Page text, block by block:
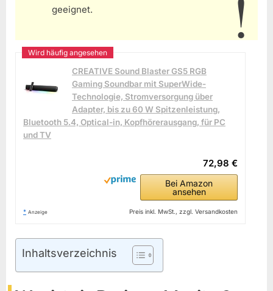
geeignet.
CREATIVE Sound Blaster GS5 RGB
Gaming Soundbar mit SuperWide-
Technologie, Stromversorgung über
Adapter, bis zu 60 W Spitzenleistung,
Bluetooth 5.4, Optical-in, Kopfhörerausgang, für PC
und TV
72,98 €
Bei Amazon
ansehen
* Anzeige Preis inkl. MwSt., zzgl. Versandkosten
Inhaltsverzeichnis